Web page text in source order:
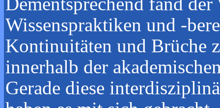
Wissenspraktiken und -
Kontinuitäten und Brüche
innerhalb der
Gerade diese